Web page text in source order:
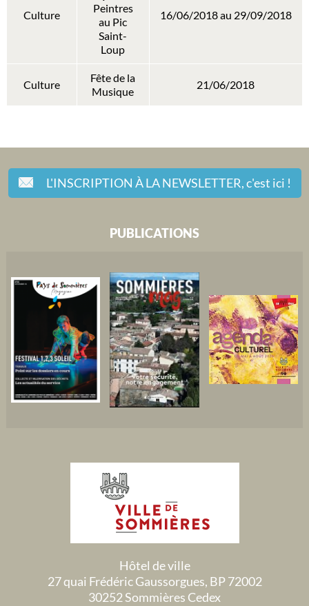
Culture
Peintres
au Pic
Saint-
Loup
16/06/2018 au 29/09/2018
Culture
Fête de la
Musique
21/06/2018
L'INSCRIPTION À LA NEWSLETTER,c'est ici !
PUBLICATIONS
Hôtel de ville
27 quai Frédéric Gaussorgues, BP 72002
30252 Sommières Cedex